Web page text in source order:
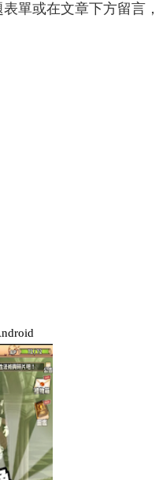
單或在文章下方留言，